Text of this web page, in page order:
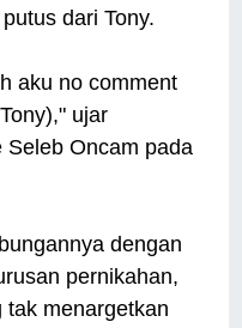
dari Tony.
aku no comment
ujar
Seleb Oncam pada
dengan
pernikahan,
tak menargetkan